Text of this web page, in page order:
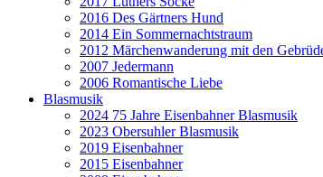
2016 Des Gärtners Hund
2014 Ein Sommernachtstraum
2012 Märchenwanderung mit den
2007 Jedermann
2006 Romantische Liebe
Blasmusik
2024 75 Jahre Eisenbahner Blasmusik
2023 Obersuhler Blasmusik
2019 Eisenbahner
2015 Eisenbahner